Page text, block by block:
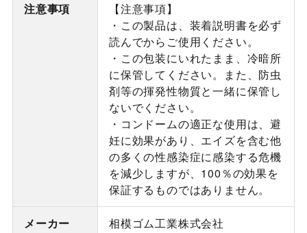
注意事項
【注意事項】
・この製品は、装着説明書を必ず
読んでからご使用ください。
・この包装にいれたまま、冷暗所
に保管してください。また、防虫
剤等の揮発性物質と一緒に保管し
ないでください。
・コンドームの適正な使用は、避
妊に効果があり、エイズを含む他
の多くの性感染症に感染する危機
を減少しますが、100％の効果を
保証するものではありません。
メーカー 相模ゴム工業株式会社